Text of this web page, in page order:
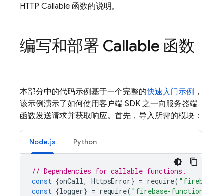
HTTP Callable 函数的说明。
编写和部署 Callable 函数
本部分中的代码示例基于一个完整的快速入门示例 ，
该示例演示了如何使用客户端 SDK 之一向服务器端
函数发送请求并获取响应。首先，导入所需的模块：
Node.js Python
// Dependencies for callable functions.
const {onCall, HttpsError} = require( "firebase-
const {logger} = require( "firebase-functions"